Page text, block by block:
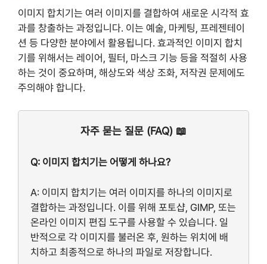
이미지 합치기는 여러 이미지를 결합하여 새로운 시각적 효
과를 창출하는 과정입니다. 이는 예술, 마케팅, 프레젠테이
션 등 다양한 분야에서 활용됩니다. 효과적인 이미지 합치
기를 위해서는 레이어, 필터, 마스크 기능 등을 적절히 사용
하는 것이 중요하며, 해상도와 색상 조화, 저작권 문제에도
주의해야 합니다.
자주 묻는 질문 (FAQ) 📖
Q: 이미지 합치기는 어떻게 하나요?
A: 이미지 합치기는 여러 이미지를 하나의 이미지로
결합하는 과정입니다. 이를 위해 포토샵, GIMP, 또는
온라인 이미지 편집 도구를 사용할 수 있습니다. 일
반적으로 각 이미지를 불러온 후, 원하는 위치에 배
치하고 최종적으로 하나의 파일로 저장합니다.